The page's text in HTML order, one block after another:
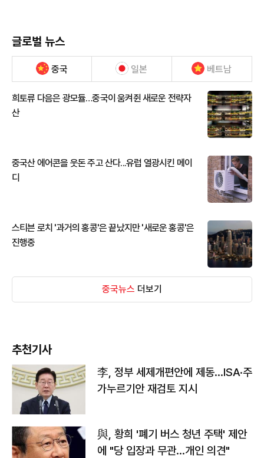
글로벌 뉴스
중국 일본 베트남
희토류 다음은 광모듈…중국이 움켜쥔 새로운 전략자
산
중국산 에어콘을 웃돈 주고 산다...유럽 열광시킨 메이
디
스티븐 로치 '과거의 홍콩'은 끝났지만 '새로운 홍콩'은
진행중
중국뉴스 더보기
추천기사
李, 정부 세제개편안에 제동…ISA·주
가누르기안 재검토 지시
與, 황희 '폐기 버스 청년 주택' 제안
에 "당 입장과 무관…개인 의견"